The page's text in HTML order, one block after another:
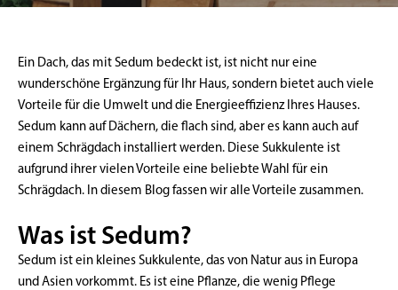
Ein Dach, das mit Sedum bedeckt ist, ist nicht nur eine
wunderschöne Ergänzung für Ihr Haus, sondern bietet auch viele
Vorteile für die Umwelt und die Energieeffizienz Ihres Hauses.
Sedum kann auf Dächern, die flach sind, aber es kann auch auf
einem Schrägdach installiert werden. Diese Sukkulente ist
aufgrund ihrer vielen Vorteile eine beliebte Wahl für ein
Schrägdach. In diesem Blog fassen wir alle Vorteile zusammen.
Was ist Sedum?
Sedum ist ein kleines Sukkulente, das von Natur aus in Europa
und Asien vorkommt. Es ist eine Pflanze, die wenig Pflege